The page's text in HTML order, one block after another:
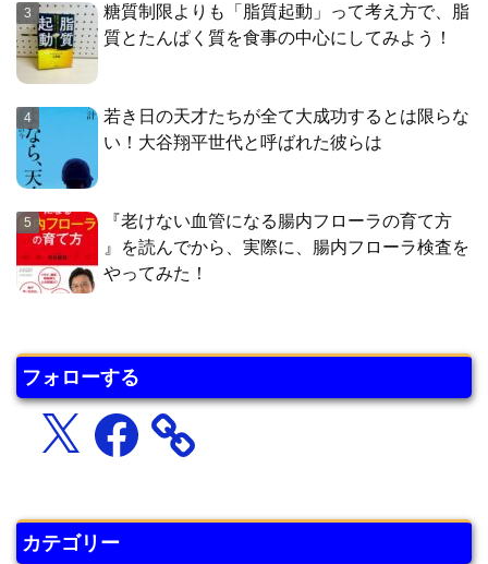
糖質制限よりも「脂質起動」って考え方で、脂
質とたんぱく質を食事の中心にしてみよう！
若き日の天才たちが全て大成功するとは限らな
い！大谷翔平世代と呼ばれた彼らは
『老けない血管になる腸内フローラの育て方
』を読んでから、実際に、腸内フローラ検査を
やってみた！
フォローする
X Facebook
カテゴリー